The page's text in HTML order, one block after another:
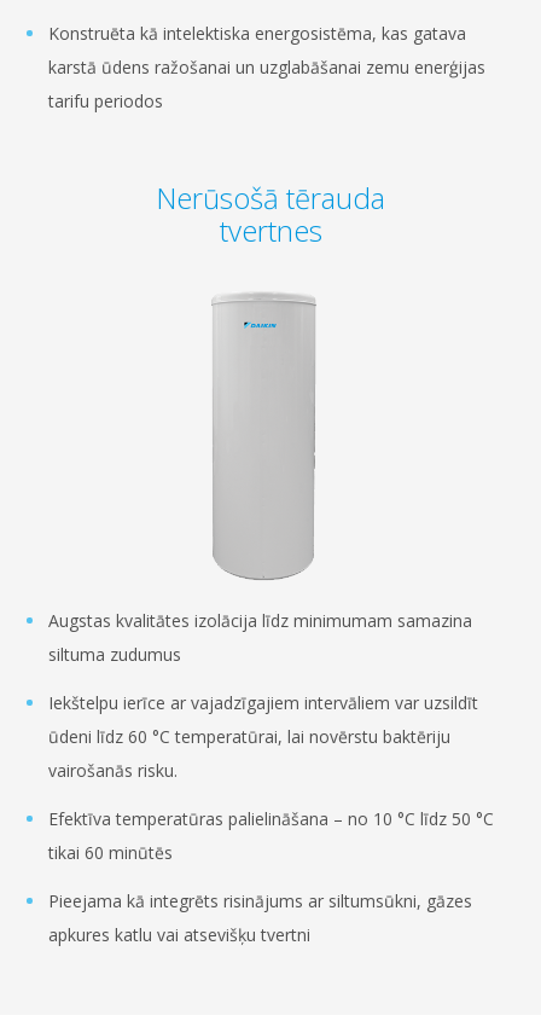
Konstruēta kā intelektiska energosistēma, kas gatava
karstā ūdens ražošanai un uzglabāšanai zemu enerģijas
tarifu periodos
Nerūsošā tērauda
tvertnes
Augstas kvalitātes izolācija līdz minimumam samazina
siltuma zudumus
Iekštelpu ierīce ar vajadzīgajiem intervāliem var uzsildīt
ūdeni līdz 60 °C temperatūrai, lai novērstu baktēriju
vairošanās risku.
Efektīva temperatūras palielināšana – no 10 °C līdz 50 °C
tikai 60 minūtēs
Pieejama kā integrēts risinājums ar siltumsūkni, gāzes
apkures katlu vai atsevišķu tvertni